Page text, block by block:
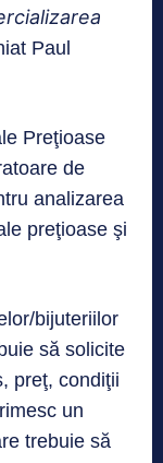
Paul
Preţioase
de
analizarea
preţioase şi
bijuteriilor
să solicite
preţ, condiţii
un
trebuie să